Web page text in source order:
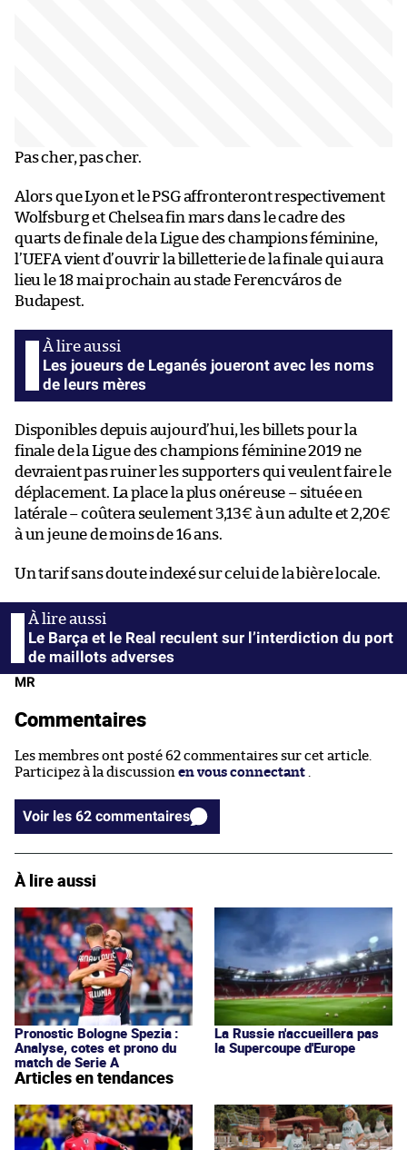
Pas cher, pas cher.
Alors que Lyon et le PSG affronteront respectivement
Wolfsburg et Chelsea fin mars dans le cadre des
quarts de finale de la Ligue des champions féminine,
l’UEFA vient d’ouvrir la billetterie de la finale qui aura
lieu le 18 mai prochain au stade Ferencváros de
Budapest.
Les joueurs de Leganés joueront avec les noms
de leurs mères
Disponibles depuis aujourd’hui, les billets pour la
finale de la Ligue des champions féminine 2019 ne
devraient pas ruiner les supporters qui veulent faire le
déplacement. La place la plus onéreuse – située en
latérale – coûtera seulement 3,13€ à un adulte et 2,20€
à un jeune de moins de 16 ans.
Un tarif sans doute indexé sur celui de la bière locale.
Le Barça et le Real reculent sur l’interdiction du port
de maillots adverses
MR
Commentaires
Les membres ont posté 62 commentaires sur cet article.
Participez à la discussion en vous connectant
Voir les 62 commentaires
À lire aussi
Pronostic Bologne Spezia :
Analyse, cotes et prono du
match de Serie A
La Russie n'accueillera pas
la Supercoupe d'Europe
Articles en tendances